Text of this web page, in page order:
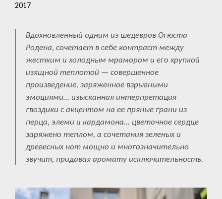
2017
Вдохновленный одним из шедевров Огюста
Родена, сочетает в себе контраст между
жестким и холодным мрамором и его хрупкой
изящной теплотой — совершенное
произведение, заряженное взрывными
эмоциями… изысканная интерпретация
гвоздики с акцентом на ее пряные грани из
перца, элеми и кардамона… цветочное сердце
заряжено теплом, а сочетания зеленых и
древесных нот мощно и многозначительно
звучит, придавая аромату исключительность.